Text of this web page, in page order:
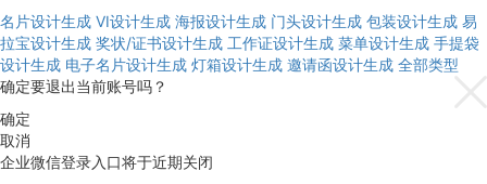
名片设计生成 VI设计生成 海报设计生成 门头设计生成 包装设计生成 易
拉宝设计生成 奖状/证书设计生成 工作证设计生成 菜单设计生成 手提袋
设计生成 电子名片设计生成 灯箱设计生成 邀请函设计生成 全部类型
确定要退出当前账号吗？
确定
取消
企业微信登录入口将于近期关闭